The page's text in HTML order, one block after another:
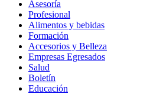
Asesoría
Profesional
Alimentos y bebidas
Formación
Accesorios y Belleza
Empresas Egresados
Salud
Boletín
Educación